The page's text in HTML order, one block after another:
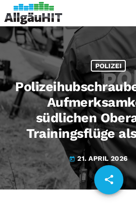
POLIZEI
südlichen
Trainingsflüge
today 21. APRIL 2026
share
email